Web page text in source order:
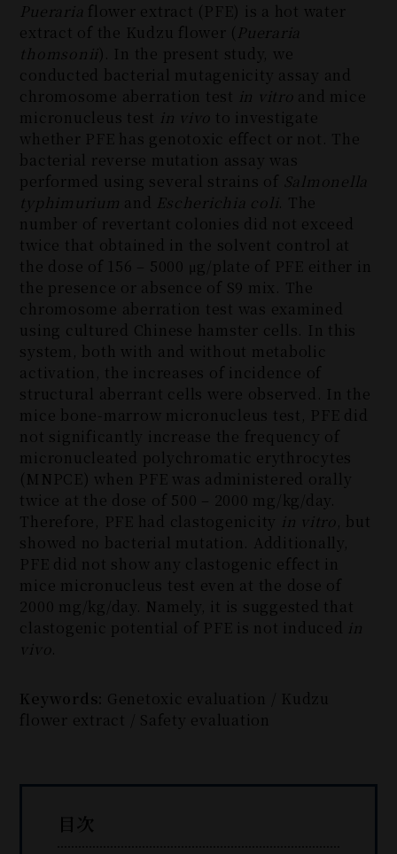
Pueraria flower extract (PFE) is a hot water
extract of the Kudzu flower ( Pueraria
thomsonii). In the present study, we
conducted bacterial mutagenicity assay and
chromosome aberration test in vitro and mice
micronucleus test in vivo to investigate
whether PFE has genotoxic effect or not. The
bacterial reverse mutation assay was
performed using several strains of Salmonella
typhimurium and Escherichia coli. The
number of revertant colonies did not exceed
twice that obtained in the solvent control at
the dose of 156 – 5000 μg/plate of PFE either in
the presence or absence of S9 mix. The
chromosome aberration test was examined
using cultured Chinese hamster cells. In this
system, both with and without metabolic
activation, the increases of incidence of
structural aberrant cells were observed. In the
mice bone-marrow micronucleus test, PFE did
not significantly increase the frequency of
micronucleated polychromatic erythrocytes
(MNPCE) when PFE was administered orally
twice at the dose of 500 – 2000 mg/kg/day.
Therefore, PFE had clastogenicity in vitro, but
showed no bacterial mutation. Additionally,
PFE did not show any clastogenic effect in
mice micronucleus test even at the dose of
2000 mg/kg/day. Namely, it is suggested that
clastogenic potential of PFE is not induced in
vivo.
Keywords: Genetoxic evaluation / Kudzu
flower extract / Safety evaluation
目次